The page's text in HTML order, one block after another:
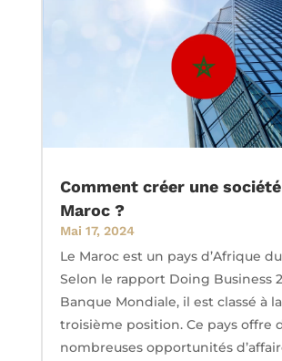
Comment créer une
Maroc ?
Mai 17, 2024
Le Maroc est un pays d’Afrique
Selon le rapport Doing Business
Banque Mondiale, il est classé à la
troisième position. Ce pays offre
nombreuses opportunités